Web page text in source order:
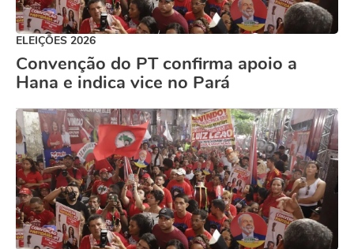
ELEIÇÕES 2026
Convenção do PT confirma apoio a
Hana e indica vice no Pará